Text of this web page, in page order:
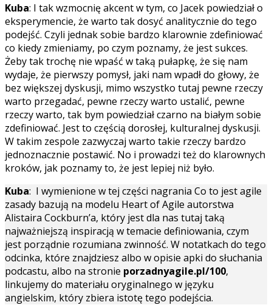
Kuba: I tak wzmocnię akcent w tym, co Jacek powiedział o
eksperymencie, że warto tak dosyć analitycznie do tego
podejść. Czyli jednak sobie bardzo klarownie zdefiniować
co kiedy zmieniamy, po czym poznamy, że jest sukces.
Żeby tak trochę nie wpaść w taką pułapkę, że się nam
wydaje, że pierwszy pomysł, jaki nam wpadł do głowy, że
bez większej dyskusji, mimo wszystko tutaj pewne rzeczy
warto przegadać, pewne rzeczy warto ustalić, pewne
rzeczy warto, tak bym powiedział czarno na białym sobie
zdefiniować. Jest to częścią dorosłej, kulturalnej dyskusji.
W takim zespole zazwyczaj warto takie rzeczy bardzo
jednoznacznie postawić. No i prowadzi też do klarownych
kroków, jak poznamy to, że jest lepiej niż było.
Kuba: I wymienione w tej części nagrania Co to jest agile
zasady bazują na modelu Heart of Agile autorstwa
Alistaira Cockburn’a, który jest dla nas tutaj taką
najważniejszą inspiracją w temacie definiowania, czym
jest porządnie rozumiana zwinność. W notatkach do tego
odcinka, które znajdziesz albo w opisie apki do słuchania
podcastu, albo na stronie porzadnyagile.pl/100,
linkujemy do materiału oryginalnego w języku
angielskim, który zbiera istotę tego podejścia.